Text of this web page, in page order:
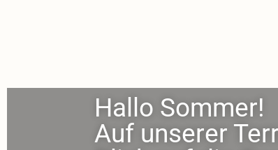
Hallo Sommer!
Auf unserer